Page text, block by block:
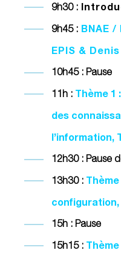
9h30 :
9h45 : BNAE
EPIS & Denis
10h45 : Pause
11h : Thème 1
des
l’information,
12h30 : Pause
13h30 :
configuration,
15h : Pause
15h15 :